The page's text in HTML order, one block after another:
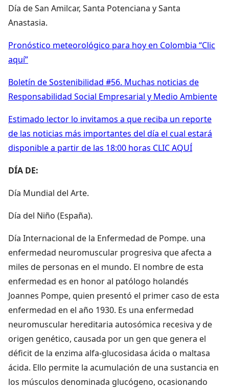
Día de San Amilcar, Santa Potenciana y Santa
Anastasia.
Pronóstico meteorológico para hoy en Colombia “Clic
aquí”
Boletín de Sostenibilidad #56. Muchas noticias de
Responsabilidad Social Empresarial y Medio Ambiente
Estimado lector lo invitamos a que reciba un reporte
de las noticias más importantes del día el cual estará
disponible a partir de las 18:00 horas CLIC AQUÍ
DÍA DE:
Día Mundial del Arte.
Día del Niño (España).
Día Internacional de la Enfermedad de Pompe. una
enfermedad neuromuscular progresiva que afecta a
miles de personas en el mundo. El nombre de esta
enfermedad es en honor al patólogo holandés
Joannes Pompe, quien presentó el primer caso de esta
enfermedad en el año 1930. Es una enfermedad
neuromuscular hereditaria autosómica recesiva y de
origen genético, causada por un gen que genera el
déficit de la enzima alfa-glucosidasa ácida o maltasa
ácida. Ello permite la acumulación de una sustancia en
los músculos denominada glucógeno, ocasionando